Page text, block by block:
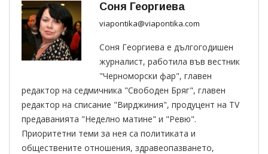
Соня Георгиева
viapontika@viapontika.com
Соня Георгиева е дългогодишен
журналист, работила във вестник
"Черноморски фар", главен
редактор на седмичника "Свободен Бряг", главен
редактор на списание "Вирджиния", продуцент на TV
предаванията "Неделно матине" и "Ревю".
Приоритетни теми за нея са политиката и
обществените отношения, здравеопазването,